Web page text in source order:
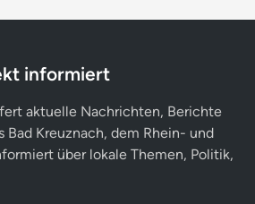
informiert
aktuelle Nachrichten, Berichte
Bad Kreuznach, dem Rhein- und
über lokale Themen, Politik,